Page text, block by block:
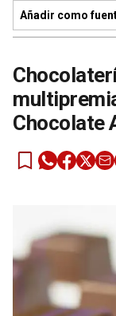
Añadir como
Chocolate